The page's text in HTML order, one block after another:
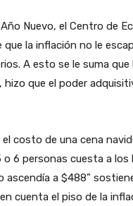
Nuevo, el Centro de
la inflación no le
A esto se le suma
hizo que el poder
el costo de una cena
o 6 personas cuesta a
ascendía a $488”
cuenta el piso de la